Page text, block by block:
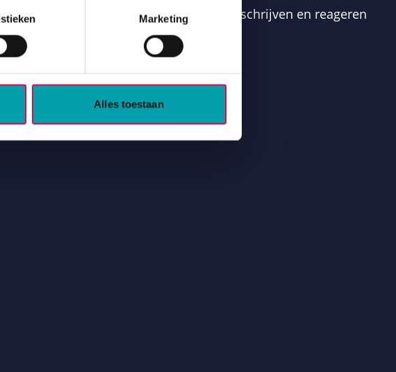
Marketing
Alles toestaan
huurdersorganisaties. Je kunt je hier inschrijven en reageren